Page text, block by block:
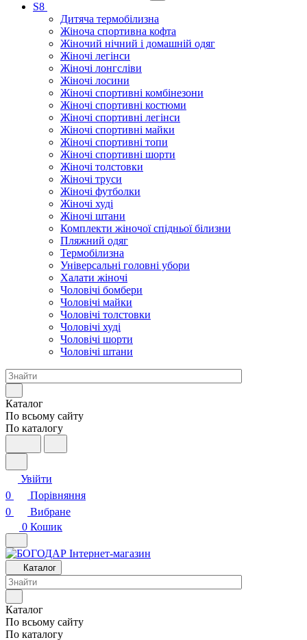
S8
Дитяча термобілизна
Жіноча спортивна кофта
Жіночий нічний і домашній одяг
Жіночі легінси
Жіночі лонгсліви
Жіночі лосини
Жіночі спортивні комбінезони
Жіночі спортивні костюми
Жіночі спортивні легінси
Жіночі спортивні майки
Жіночі спортивні топи
Жіночі спортивні шорти
Жіночі толстовки
Жіночі труси
Жіночі футболки
Жіночі худі
Жіночі штани
Комплекти жіночої спідньої білизни
Пляжний одяг
Термобілизна
Універсальні головні убори
Халати жіночі
Чоловічі бомбери
Чоловічі майки
Чоловічі толстовки
Чоловічі худі
Чоловічі шорти
Чоловічі штани
Каталог
По всьому сайту
По каталогу
Увійти
0
Порівняння
0
Вибране
0 Кошик
Каталог
Каталог
По всьому сайту
По каталогу